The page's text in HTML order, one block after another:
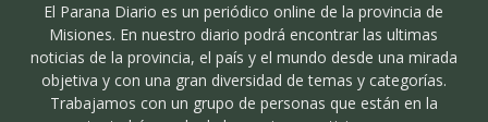
El Parana Diario es un periódico online de la provincia de
Misiones. En nuestro diario podrá encontrar las ultimas
noticias de la provincia, el país y el mundo desde una mirada
objetiva y con una gran diversidad de temas y categorías.
Trabajamos con un grupo de personas que están en la